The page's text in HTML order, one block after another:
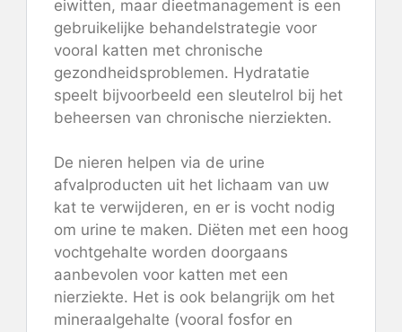
eiwitten, maar dieetmanagement is een
gebruikelijke behandelstrategie voor
vooral katten met chronische
gezondheidsproblemen. Hydratatie
speelt bijvoorbeeld een sleutelrol bij het
beheersen van chronische nierziekten.
De nieren helpen via de urine
afvalproducten uit het lichaam van uw
kat te verwijderen, en er is vocht nodig
om urine te maken. Diëten met een hoog
vochtgehalte worden doorgaans
aanbevolen voor katten met een
nierziekte. Het is ook belangrijk om het
mineraalgehalte (vooral fosfor en